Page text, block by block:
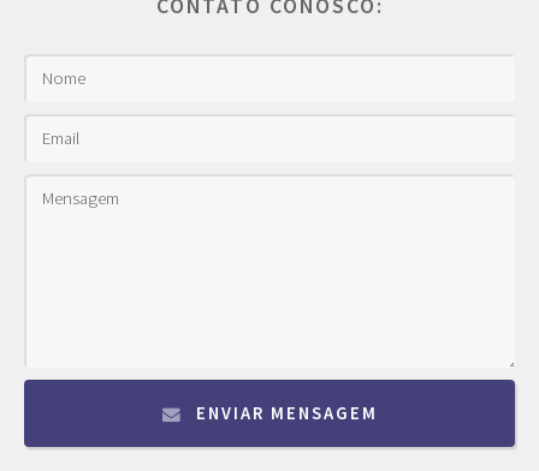
CONTATO CONOSCO:
ENVIAR MENSAGEM